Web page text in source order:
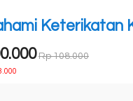
Keterikatan
Rp 108.000